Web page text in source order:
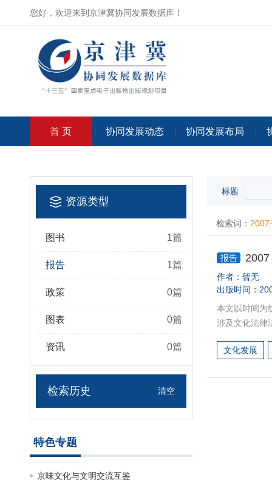
您好，欢迎来到京津冀协同发展数据库！
首 页 协同发展动态 协同发展布局
标题
检索词：
报告
作者：暂无
出版时间：
本文以时间为
涉及文化法律
文化发展
资源类型
1篇
图书
1篇
报告
0篇
政策
0篇
图表
0篇
资讯
检索历史 清空
特色专题
京味文化与文明交流互鉴